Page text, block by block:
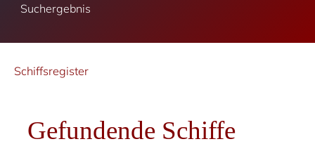
Suchergebnis
Schiffsregister
Gefundende Schiffe